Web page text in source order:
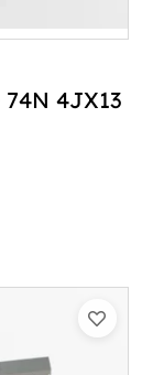
74N 4JX13